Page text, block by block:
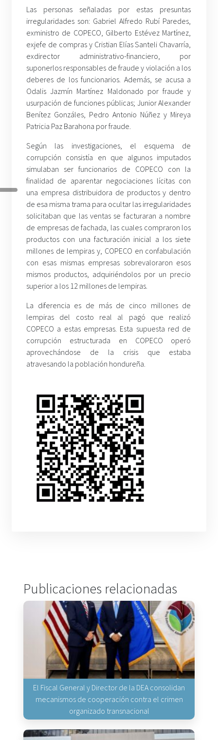
Las personas señaladas por estas presuntas
irregularidades son: Gabriel Alfredo Rubí Paredes,
exministro de COPECO, Gilberto Estévez Martínez,
exjefe de compras y Cristian Elías Santeli Chavarría,
exdirector administrativo-financiero, por
suponerlos responsables de fraude y violación a los
deberes de los funcionarios. Además, se acusa a
Odalis Jazmín Martínez Maldonado por fraude y
usurpación de funciones públicas; Junior Alexander
Benítez Gonzáles, Pedro Antonio Núñez y Mireya
Patricia Paz Barahona por fraude.
Según las investigaciones, el esquema de
corrupción consistía en que algunos imputados
simulaban ser funcionarios de COPECO con la
finalidad de aparentar negociaciones lícitas con
una empresa distribuidora de productos y dentro
de esa misma trama para ocultar las irregularidades
solicitaban que las ventas se facturaran a nombre
de empresas de fachada, las cuales compraron los
productos con una facturación inicial a los siete
millones de lempiras y, COPECO en confabulación
con esas mismas empresas sobrevaloraron esos
mismos productos, adquiriéndolos por un precio
superior a los 12 millones de lempiras.
La diferencia es de más de cinco millones de
lempiras del costo real al pagó que realizó
COPECO a estas empresas. Esta supuesta red de
corrupción estructurada en COPECO operó
aprovechándose de la crisis que estaba
atravesando la población hondureña.
Publicaciones relacionadas
El Fiscal General y Director de la DEA consolidan
mecanismos de cooperación contra el crimen
organizado transnacional